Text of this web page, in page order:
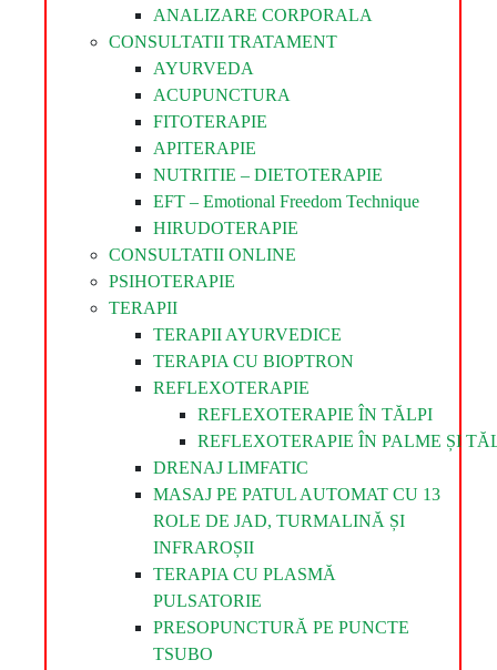
ANALIZARE CORPORALA
CONSULTATII TRATAMENT
AYURVEDA
ACUPUNCTURA
FITOTERAPIE
APITERAPIE
NUTRITIE – DIETOTERAPIE
EFT – Emotional Freedom Technique
HIRUDOTERAPIE
CONSULTATII ONLINE
PSIHOTERAPIE
TERAPII
TERAPII AYURVEDICE
TERAPIA CU BIOPTRON
REFLEXOTERAPIE
REFLEXOTERAPIE ÎN TĂLPI
REFLEXOTERAPIE ÎN PALME ȘI
DRENAJ LIMFATIC
MASAJ PE PATUL AUTOMAT CU 13
ROLE DE JAD, TURMALINĂ ȘI
INFRAROȘII
TERAPIA CU PLASMĂ
PULSATORIE
PRESOPUNCTURĂ PE PUNCTE
TSUBO